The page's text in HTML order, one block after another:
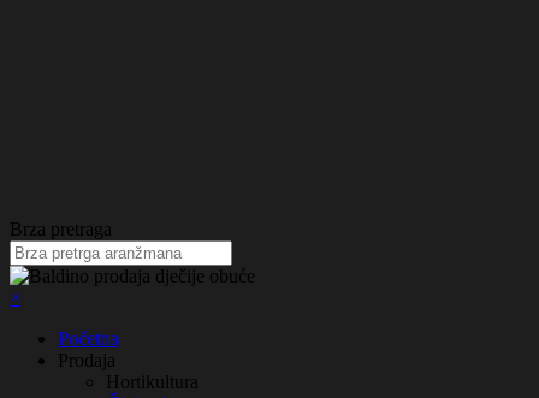
Obezbijedite sadnice za JESEN 2024. i PROLJEĆE 2025.
Količine ograničene.
Upit u toku!
Brza pretraga
×
Početna
Prodaja
Hortikultura